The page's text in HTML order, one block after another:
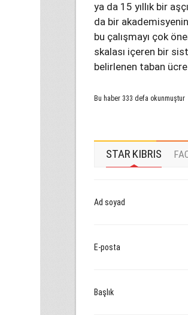
ya da 15 yıllık bir
da bir
bu çalışmayı çok
skalası içeren bir
belirlenen taban
Bu haber 333 defa okunmuştur
STAR KIBRIS
Ad soyad
E-posta
Başlık